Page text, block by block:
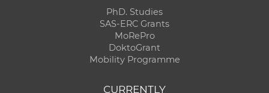
PhD. Studies
SAS-ERC Grants
MoRePro
DoktoGrant
Mobility Programme
CURRENTLY